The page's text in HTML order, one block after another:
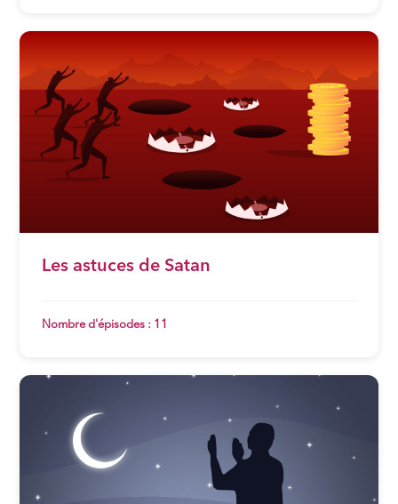
Les astuces de Satan
Nombre d'épisodes : 11